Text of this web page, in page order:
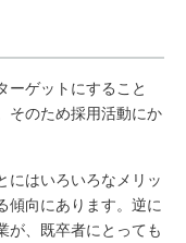
ーゲットにすること
そのため採用活動にか
にはいろいろなメリッ
傾向にあります。逆に
が、既卒者にとっても